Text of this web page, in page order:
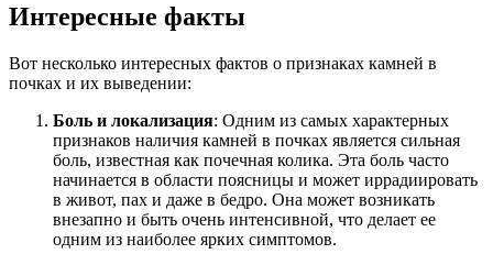
Интересные факты
Вот несколько интересных фактов о признаках камней в
почках и их выведении:
Боль и локализация: Одним из самых характерных
признаков наличия камней в почках является сильная
боль, известная как почечная колика. Эта боль часто
начинается в области поясницы и может иррадиировать
в живот, пах и даже в бедро. Она может возникать
внезапно и быть очень интенсивной, что делает ее
одним из наиболее ярких симптомов.